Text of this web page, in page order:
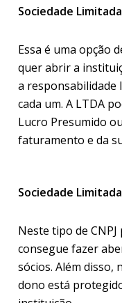
Sociedade
Essa é uma opção
quer abrir a
a responsabilidade
cada um. A LTDA
Lucro Presumido
faturamento e da
Sociedade
Neste tipo de
consegue fazer
sócios. Além
dono está